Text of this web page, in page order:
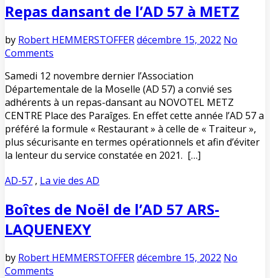
Repas dansant de l’AD 57 à METZ
by Robert HEMMERSTOFFERdécembre 15, 2022 No
Comments
Samedi 12 novembre dernier l’Association
Départementale de la Moselle (AD 57) a convié ses
adhérents à un repas-dansant au NOVOTEL METZ
CENTRE Place des Paraîges. En effet cette année l’AD 57 a
préféré la formule « Restaurant » à celle de « Traiteur »,
plus sécurisante en termes opérationnels et afin d’éviter
la lenteur du service constatée en 2021. […]
AD-57 , La vie des AD
Boîtes de Noël de l’AD 57 ARS-
LAQUENEXY
by Robert HEMMERSTOFFERdécembre 15, 2022 No
Comments